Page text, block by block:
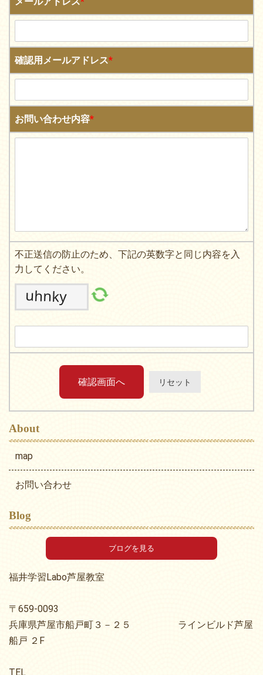
確認用メールアドレス*
お問い合わせ内容*
不正送信の防止のため、下記の英数字と同じ内容を入
力してください。
About
map
お問い合わせ
Blog
ブログを見る
福井学習Labo芦屋教室
〒659-0093
兵庫県芦屋市船戸町３－２５ ラインビルド芦屋
船戸 ２F
TEL